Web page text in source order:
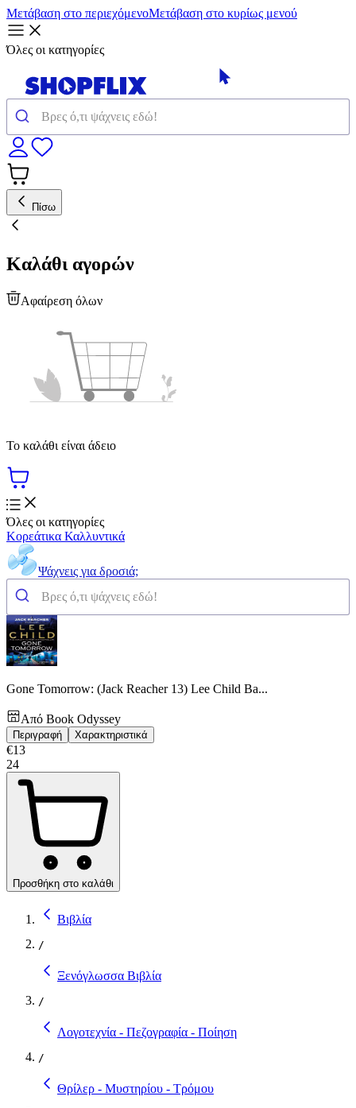
Μετάβαση στο περιεχόμενοΜετάβαση στο κυρίως μενού
Όλες οι κατηγορίες
Πίσω
Καλάθι αγορών
Αφαίρεση όλων
Το καλάθι είναι άδειο
Όλες οι κατηγορίες
Κορεάτικα Καλλυντικά
Ψάχνεις για δροσιά;
Gone Tomorrow: (Jack Reacher 13) Lee Child Ba...
Από Book Odyssey
Περιγραφή Χαρακτηριστικά
€13
24
Προσθήκη στο καλάθι
Βιβλία
/
Ξενόγλωσσα Βιβλία
/
Λογοτεχνία - Πεζογραφία - Ποίηση
/
Θρίλερ - Μυστηρίου - Τρόμου